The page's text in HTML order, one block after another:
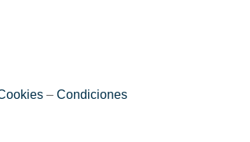
– Condiciones